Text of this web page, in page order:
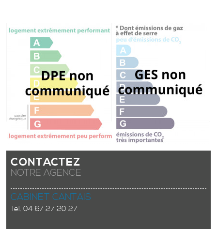
CONTACTEZ
NOTRE AGENCE
CABINET CANTAIS
Tel. 04 67 27 20 27